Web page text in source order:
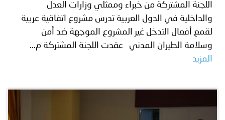
اللجنة المشتركة من خبراء وممثلي وزارات العدل
والداخلية في الدول العربية تدرس مشروع اتفاقية عربية
لقمع أفعال التدخل غير المشروع الموجهة ضد أمن
وسلامة الطيران المدني عقدت اللجنة المشتركة م...
المزيد